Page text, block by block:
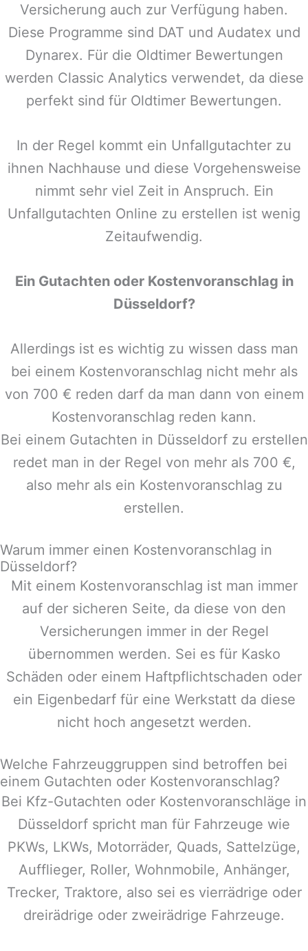
Versicherung auch zur Verfügung haben.
Diese Programme sind DAT und Audatex und
Dynarex. Für die Oldtimer Bewertungen
werden Classic Analytics verwendet, da diese
perfekt sind für Oldtimer Bewertungen.
In der Regel kommt ein Unfallgutachter zu
ihnen Nachhause und diese Vorgehensweise
nimmt sehr viel Zeit in Anspruch. Ein
Unfallgutachten Online zu erstellen ist wenig
Zeitaufwendig.
Ein Gutachten oder Kostenvoranschlag in
Düsseldorf?
Allerdings ist es wichtig zu wissen dass man
bei einem Kostenvoranschlag nicht mehr als
von 700 € reden darf da man dann von einem
Kostenvoranschlag reden kann.
Bei einem Gutachten in Düsseldorfzu erstellen
redet man in der Regel von mehr als 700 €,
also mehr als ein Kostenvoranschlag zu
erstellen.
Warum immer einen Kostenvoranschlag in
Düsseldorf?
Mit einem Kostenvoranschlag ist man immer
auf der sicheren Seite, da diese von den
Versicherungen immer in der Regel
übernommen werden. Sei es für Kasko
Schäden oder einem Haftpflichtschaden oder
ein Eigenbedarf für eine Werkstatt da diese
nicht hoch angesetzt werden.
Welche Fahrzeuggruppen sind betroffen bei
einem Gutachten oder Kostenvoranschlag?
Bei Kfz-Gutachten oder Kostenvoranschläge in
Düsseldorf spricht man für Fahrzeuge wie
PKWs, LKWs, Motorräder, Quads, Sattelzüge,
Aufflieger, Roller, Wohnmobile, Anhänger,
Trecker, Traktore, also sei es vierrädrige oder
dreirädrige oder zweirädrige Fahrzeuge.